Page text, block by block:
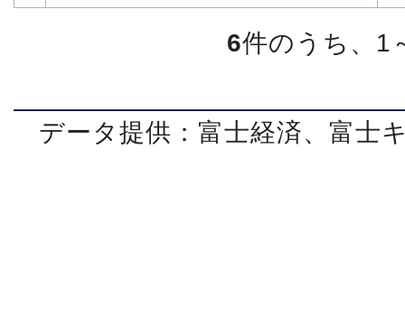
6件のうち、1
データ提供：富士経済、富士